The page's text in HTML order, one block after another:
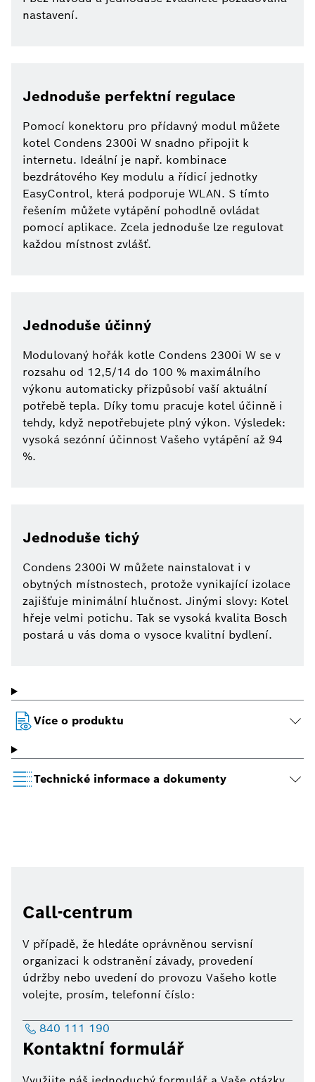
nastavení.
Jednoduše perfektní regulace
Pomocí konektoru pro přídavný modul můžete
kotel Condens 2300i W snadno připojit k
internetu. Ideální je např. kombinace
bezdrátového Key modulu a řídicí jednotky
EasyControl, která podporuje WLAN. S tímto
řešením můžete vytápění pohodlně ovládat
pomocí aplikace. Zcela jednoduše lze regulovat
každou místnost zvlášť.
Jednoduše účinný
Modulovaný hořák kotle Condens 2300i W se v
rozsahu od 12,5/14 do 100 % maximálního
výkonu automaticky přizpůsobí vaší aktuální
potřebě tepla. Díky tomu pracuje kotel účinně i
tehdy, když nepotřebujete plný výkon. Výsledek:
vysoká sezónní účinnost Vašeho vytápění až 94
%.
Jednoduše tichý
Condens 2300i W můžete nainstalovat i v
obytných místnostech, protože vynikající izolace
zajišťuje minimální hlučnost. Jinými slovy: Kotel
hřeje velmi potichu. Tak se vysoká kvalita Bosch
postará u vás doma o vysoce kvalitní bydlení.
Více o produktu
Technické informace a dokumenty
Call-centrum
V případě, že hledáte oprávněnou servisní
organizaci k odstranění závady, provedení
údržby nebo uvedení do provozu Vašeho kotle
volejte, prosím, telefonní číslo:
840 111 190
Kontaktní formulář